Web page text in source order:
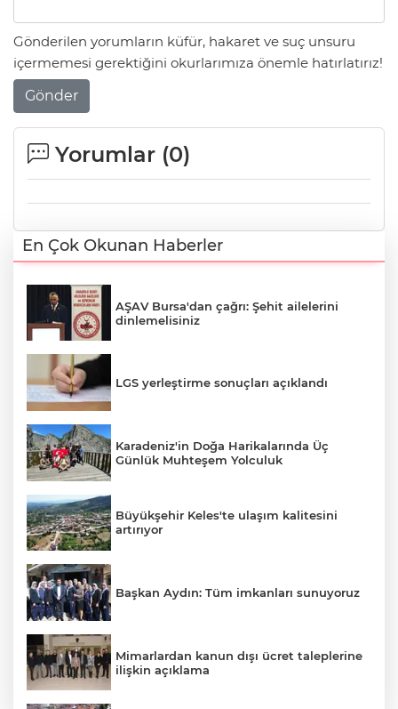
Gönderilen yorumların küfür, hakaret ve suç unsuru
içermemesi gerektiğini okurlarımıza önemle hatırlatırız!
Gönder
Yorumlar (0)
En Çok Okunan Haberler
AŞAV Bursa'dan çağrı: Şehit ailelerini
dinlemelisiniz
LGS yerleştirme sonuçları açıklandı
Karadeniz'in Doğa Harikalarında Üç
Günlük Muhteşem Yolculuk
Büyükşehir Keles'te ulaşım kalitesini
artırıyor
Başkan Aydın: Tüm imkanları sunuyoruz
Mimarlardan kanun dışı ücret taleplerine
ilişkin açıklama